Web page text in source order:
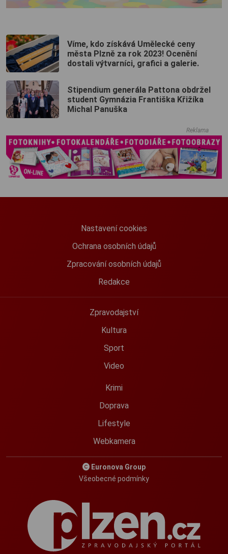
Víme, kdo získává Umělecké ceny
města Plzně za rok 2023! Ocenění
dostali výtvarníci, grafici a galerie.
Stipendium generála Pattona obdržel
student Gymnázia Františka Křižíka
Michal Panuška
Reklama
Nastavení cookies
Ochrana osobních údajů
Zpracování osobních údajů
Redakce
Zpravodajství
Kultura
Sport
Video
Krimi
Doprava
Lifestyle
Webkamera
Euronova Group
Všeobecné podmínky